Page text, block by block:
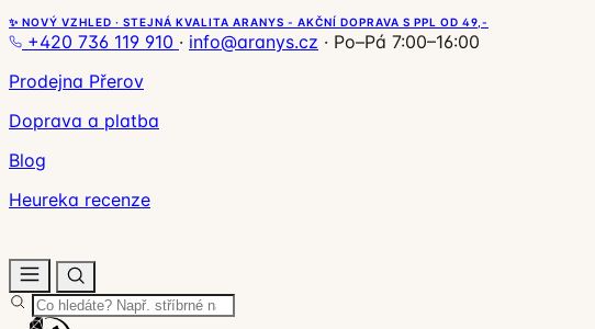
✨ NOVÝ VZHLED · STEJNÁ KVALITA ARANYS - AKČNÍ DOPRAVA S PPL OD 49,-
+420 736 119 910 · info@aranys.cz · Po–Pá 7:00–16:00
Prodejna Přerov
Doprava a platba
Blog
Heureka recenze